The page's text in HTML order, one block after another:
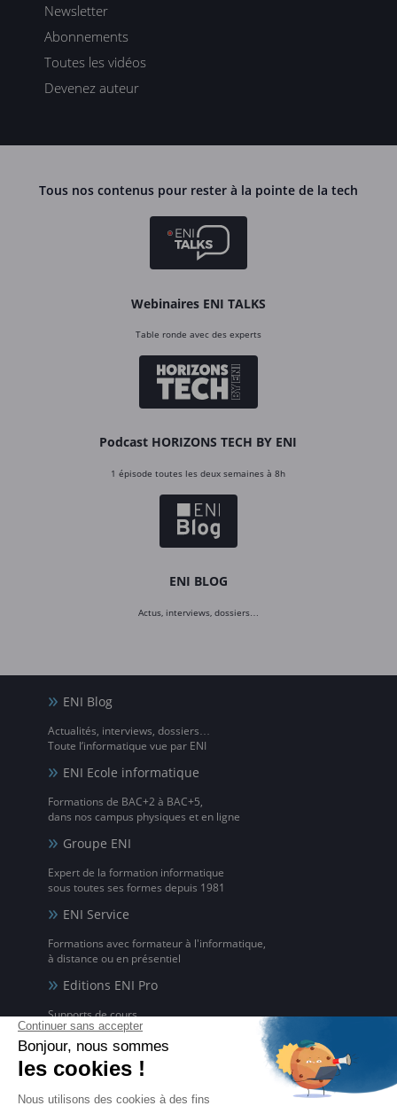
Newsletter
Abonnements
Toutes les vidéos
Devenez auteur
Tous nos contenus pour rester à la pointe de la tech
Webinaires ENI TALKS
Table ronde avec des experts
Podcast HORIZONS TECH BY ENI
1 épisode toutes les deux semaines à 8h
ENI BLOG
Actus, interviews, dossiers…
ENI Blog
Actualités, interviews, dossiers…
Toute l’informatique vue par ENI
ENI Ecole informatique
Formations de BAC+2 à BAC+5,
dans nos campus physiques et en ligne
Groupe ENI
Expert de la formation informatique
sous toutes ses formes depuis 1981
ENI Service
Formations avec formateur à l'informatique,
à distance ou en présentiel
Editions ENI Pro
Supports de cours
pour les organismes de formation
ENI elearning
La solution de formation à l'informatique en ligne,
disponible en 5 langues